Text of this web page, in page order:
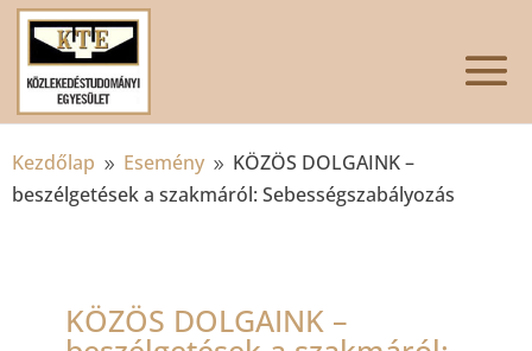
Kezdőlap 9 Esemény 9 KÖZÖS DOLGAINK –
beszélgetések a szakmáról: Sebességszabályozás
KÖZÖS DOLGAINK –